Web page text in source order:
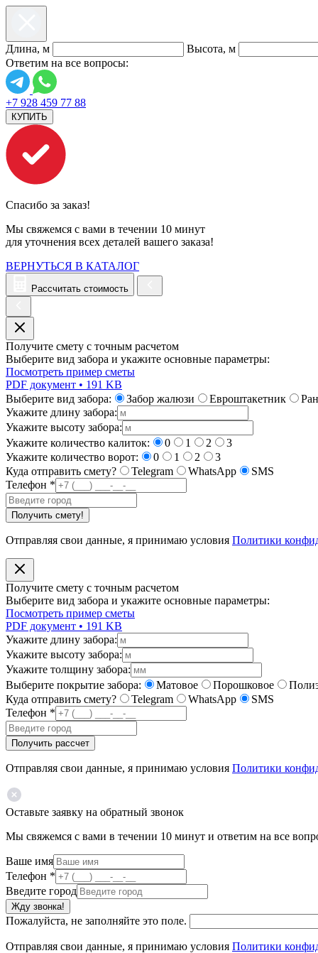
Длина, м Высота, м
Ответим на все вопросы:
+7 928 459 77 88
КУПИТЬ
Спасибо за заказ!
Мы свяжемся с вами в течении 10 минут
для уточнения всех деталей вашего заказа!
ВЕРНУТЬСЯ В КАТАЛОГ
Рассчитать стоимость
Получите смету с точным расчетом
Выберите вид забора и укажите основные параметры:
Посмотреть пример сметы
PDF документ • 191 KB
Выберите вид забора:
Забор жалюзи Евроштакетник
Укажите длину забора:
Укажите высоту забора:
Укажите количество калиток:
0 1 2
3
Укажите количество ворот:
0 1 2
3
Куда отправить смету?
Telegram WhatsApp
SMS
Телефон *
Получить смету!
Отправляя свои данные, я принимаю условия Политики
Получите смету с точным расчетом
Выберите вид забора и укажите основные параметры:
Посмотреть пример сметы
PDF документ • 191 KB
Укажите длину забора:
Укажите высоту забора:
Укажите толщину забора:
Выберите покрытие забора:
Матовое Порошковое
Куда отправить смету?
Telegram WhatsApp
SMS
Телефон *
Получить рассчет
Отправляя свои данные, я принимаю условия Политики
Оставьте заявку на обратный звонок
Мы свяжемся с вами в течении 10 минут и ответим на все
Ваше имя
Телефон *
Введите город
Жду звонка!
Пожалуйста, не заполняйте это поле.
Отправляя свои данные, я принимаю условия Политики